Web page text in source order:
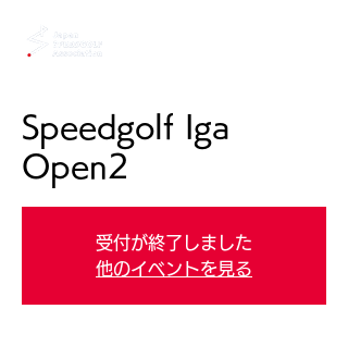
Speedgolf Iga
Open2
受付が終了しました
他のイベントを見る